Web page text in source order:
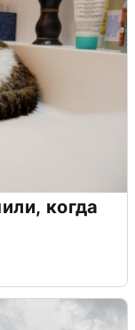
когда